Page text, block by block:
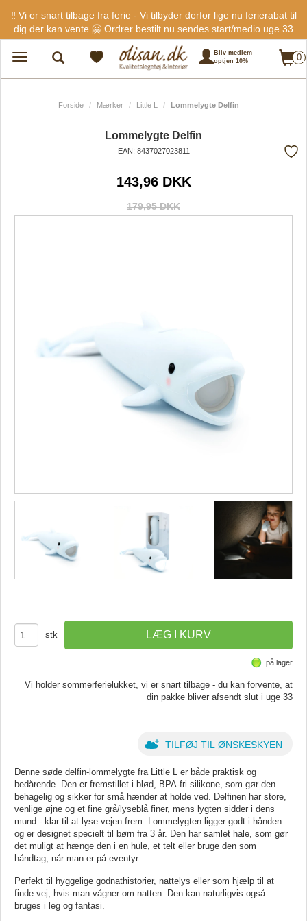
‼️ Vi er snart tilbage fra ferie - Vi tilbyder derfor lige nu ferierabat til
dig der kan vente 🤗 Ordrer bestilt nu sendes start/medio uge 33
Toggle
navigation
Bliv medlem
optjen 10%
0
Forside Mærker Little L Lommelygte Delfin
Lommelygte Delfin
EAN: 8437027023811
143,96 DKK
179,95 DKK
stk
på lager
Vi holder sommerferielukket, vi er snart tilbage - du kan forvente, at
din pakke bliver afsendt slut i uge 33
TILFØJ TIL ØNSKESKYEN
Denne søde delfin-lommelygte fra Little L er både praktisk og
bedårende. Den er fremstillet i blød, BPA-fri silikone, som gør den
behagelig og sikker for små hænder at holde ved. Delfinen har store,
venlige øjne og et fine grå/lyseblå finer, mens lygten sidder i dens
mund - klar til at lyse vejen frem. Lommelygten ligger godt i hånden
og er designet specielt til børn fra 3 år. Den har samlet hale, som gør
det muligt at hænge den i en hule, et telt eller bruge den som
håndtag, når man er på eventyr.
Perfekt til hyggelige godnathistorier, nattelys eller som hjælp til at
finde vej, hvis man vågner om natten. Den kan naturligvis også
bruges i leg og fantasi.